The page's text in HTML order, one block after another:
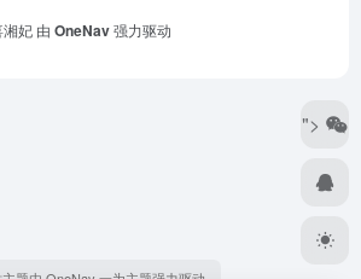
湘妃 由 OneNav强力驱动
">